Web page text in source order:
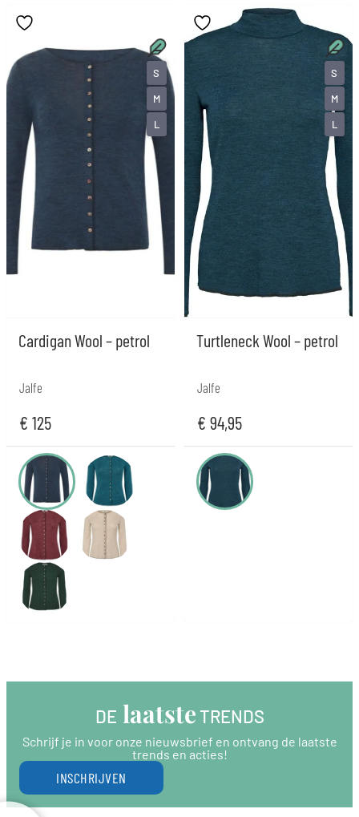
Cardigan Wool – petrol
Jalfe
€ 125
S
M
L
Turtleneck Wool – petrol
Jalfe
€ 94,95
S
M
L
DE laatste TRENDS
Schrijf je in voor onze nieuwsbrief en ontvang de laatste
trends en acties!
INSCHRIJVEN